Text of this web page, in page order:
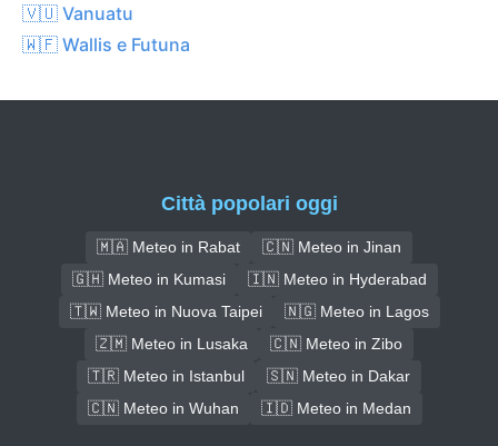
🇻🇺 Vanuatu
🇼🇫 Wallis e Futuna
Città popolari oggi
🇲🇦 Meteo in Rabat
🇨🇳 Meteo in Jinan
🇬🇭 Meteo in Kumasi
🇮🇳 Meteo in Hyderabad
🇹🇼 Meteo in Nuova Taipei
🇳🇬 Meteo in Lagos
🇿🇲 Meteo in Lusaka
🇨🇳 Meteo in Zibo
🇹🇷 Meteo in Istanbul
🇸🇳 Meteo in Dakar
🇨🇳 Meteo in Wuhan
🇮🇩 Meteo in Medan